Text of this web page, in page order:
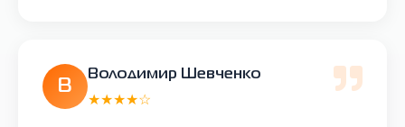
В
Володимир Шевченко
★★★★☆